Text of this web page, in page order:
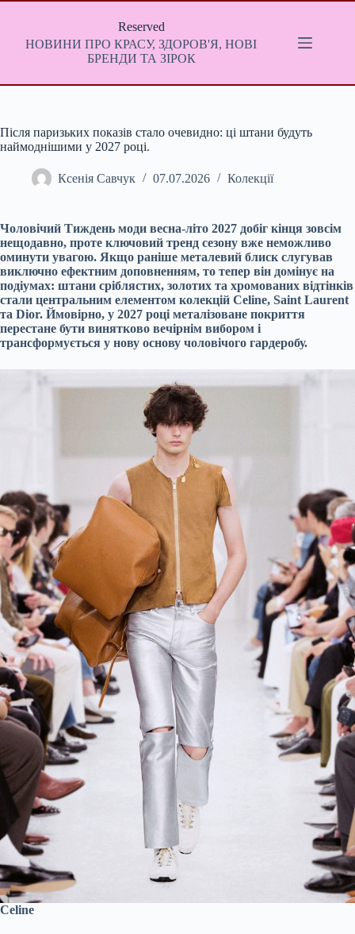
Перейти
Reserved
НОВИНИ ПРО КРАСУ, ЗДОРОВ'Я, НОВІ
БРЕНДИ ТА ЗІРОК
Після паризьких показів стало очевидно: ці штани будуть
наймоднішими у 2027 році.
Ксенія Савчук 07.07.2026 Колекції
Чоловічий Тиждень моди весна-літо 2027 добіг кінця зовсім
нещодавно, проте ключовий тренд сезону вже неможливо
оминути увагою. Якщо раніше металевий блиск слугував
виключно ефектним доповненням, то тепер він домінує на
подіумах: штани сріблястих, золотих та хромованих відтінків
стали центральним елементом колекцій Celine, Saint Laurent
та Dior. Ймовірно, у 2027 році металізоване покриття
перестане бути винятково вечірнім вибором і
трансформується у нову основу чоловічого гардеробу.
Celine